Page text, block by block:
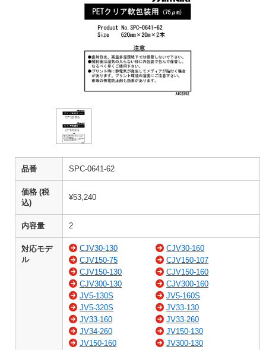
品番 SPC-0641-62
価格 (税
込)
¥53,240
内容量 2
対応モデ
ル
CJV30-130
CJV30-160
CJV150-75
CJV150-107
CJV150-130
CJV150-160
CJV300-130
CJV300-160
JV5-130S
JV5-160S
JV5-320S
JV33-130
JV33-160
JV33-260
JV34-260
JV150-130
JV150-160
JV300-130